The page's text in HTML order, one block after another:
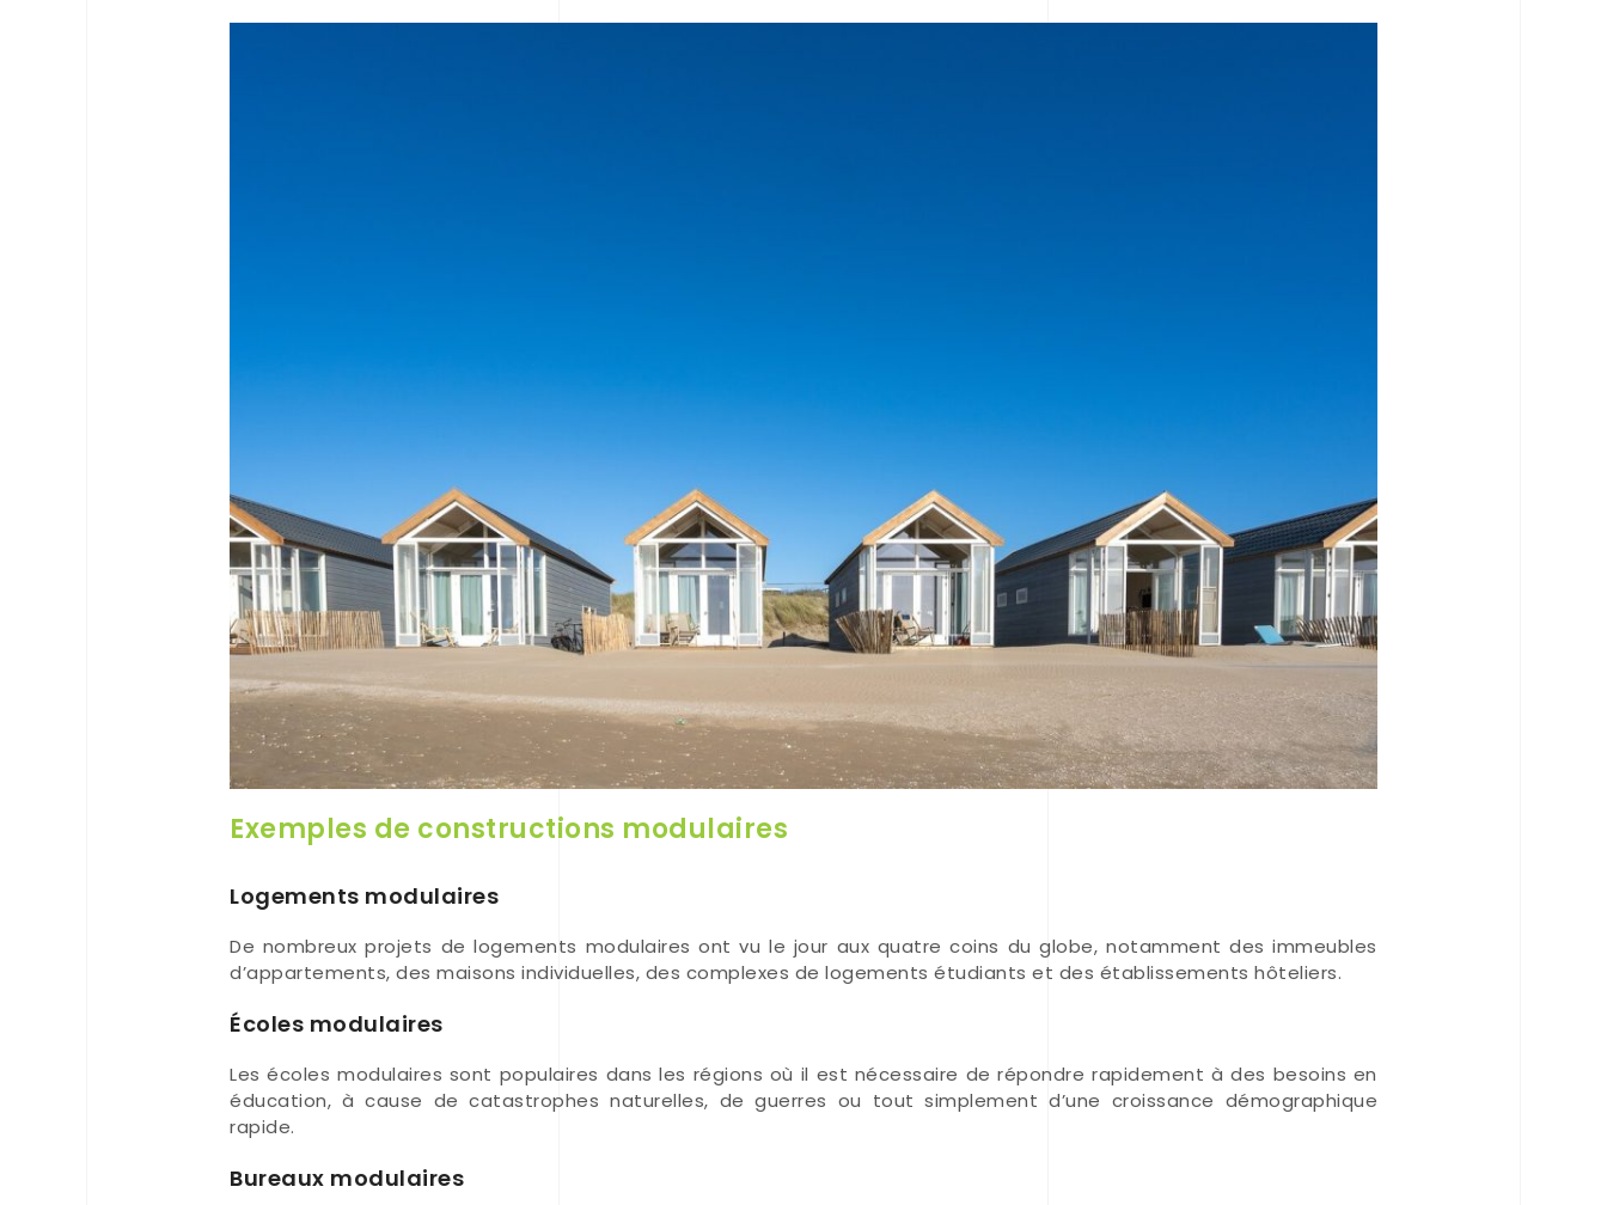
Exemples de constructions modulaires
Logements modulaires
De nombreux projets de logements modulaires ont vu le jour aux quatre coins du globe, notamment des immeubles
d’appartements, des maisons individuelles, des complexes de logements étudiants et des établissements hôteliers.
Écoles modulaires
Les écoles modulaires sont populaires dans les régions où il est nécessaire de répondre rapidement à des besoins en
éducation, à cause de catastrophes naturelles, de guerres ou tout simplement d’une croissance démographique
rapide.
Bureaux modulaires